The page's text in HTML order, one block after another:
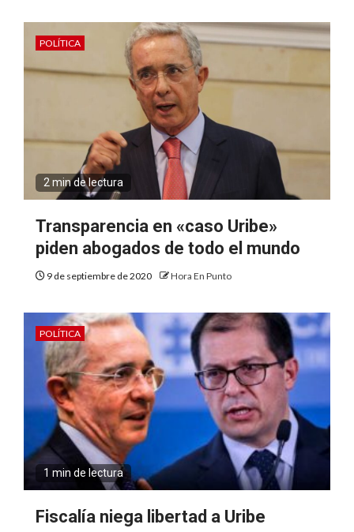
POLÍTICA
2 min de lectura
Transparencia en «caso Uribe»
piden abogados de todo el mundo
9 de septiembre de 2020 Hora En Punto
POLÍTICA
1 min de lectura
Fiscalía niega libertad a Uribe